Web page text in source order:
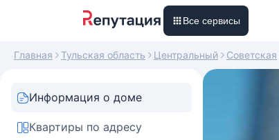
Все сервисы
Главная Тульская область Центральный Советская
Информация о доме
Квартиры по адресу